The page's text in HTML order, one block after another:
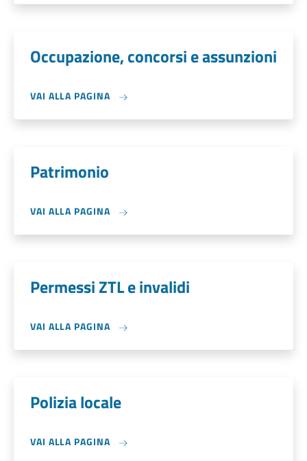
Occupazione, concorsi e assunzioni
VAI ALLA PAGINA
Patrimonio
VAI ALLA PAGINA
Permessi ZTL e invalidi
VAI ALLA PAGINA
Polizia locale
VAI ALLA PAGINA